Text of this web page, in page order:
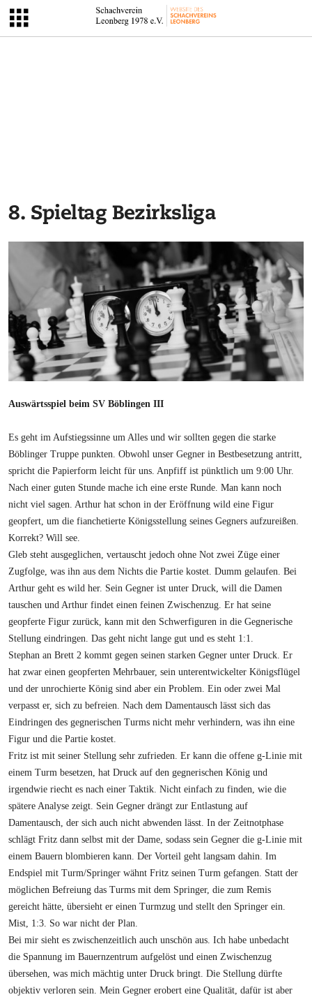
8. Spieltag Bezirksliga
Auswärtsspiel beim SV Böblingen III
Es geht im Aufstiegssinne um Alles und wir sollten gegen die starke
Böblinger Truppe punkten. Obwohl unser Gegner in Bestbesetzung antritt,
spricht die Papierform leicht für uns. Anpfiff ist pünktlich um 9:00 Uhr.
Nach einer guten Stunde mache ich eine erste Runde. Man kann noch
nicht viel sagen. Arthur hat schon in der Eröffnung wild eine Figur
geopfert, um die fianchetierte Königsstellung seines Gegners aufzureißen.
Korrekt? Will see.
Gleb steht ausgeglichen, vertauscht jedoch ohne Not zwei Züge einer
Zugfolge, was ihn aus dem Nichts die Partie kostet. Dumm gelaufen. Bei
Arthur geht es wild her. Sein Gegner ist unter Druck, will die Damen
tauschen und Arthur findet einen feinen Zwischenzug. Er hat seine
geopferte Figur zurück, kann mit den Schwerfiguren in die Gegnerische
Stellung eindringen. Das geht nicht lange gut und es steht 1:1.
Stephan an Brett 2 kommt gegen seinen starken Gegner unter Druck. Er
hat zwar einen geopferten Mehrbauer, sein unterentwickelter Königsflügel
und der unrochierte König sind aber ein Problem. Ein oder zwei Mal
verpasst er, sich zu befreien. Nach dem Damentausch lässt sich das
Eindringen des gegnerischen Turms nicht mehr verhindern, was ihn eine
Figur und die Partie kostet.
Fritz ist mit seiner Stellung sehr zufrieden. Er kann die offene g-Linie mit
einem Turm besetzen, hat Druck auf den gegnerischen König und
irgendwie riecht es nach einer Taktik. Nicht einfach zu finden, wie die
spätere Analyse zeigt. Sein Gegner drängt zur Entlastung auf
Damentausch, der sich auch nicht abwenden lässt. In der Zeitnotphase
schlägt Fritz dann selbst mit der Dame, sodass sein Gegner die g-Linie mit
einem Bauern blombieren kann. Der Vorteil geht langsam dahin. Im
Endspiel mit Turm/Springer wähnt Fritz seinen Turm gefangen. Statt der
möglichen Befreiung das Turms mit dem Springer, die zum Remis
gereicht hätte, übersieht er einen Turmzug und stellt den Springer ein.
Mist, 1:3. So war nicht der Plan.
Bei mir sieht es zwischenzeitlich auch unschön aus. Ich habe unbedacht
die Spannung im Bauernzentrum aufgelöst und einen Zwischenzug
übersehen, was mich mächtig unter Druck bringt. Die Stellung dürfte
objektiv verloren sein. Mein Gegner erobert eine Qualität, dafür ist aber